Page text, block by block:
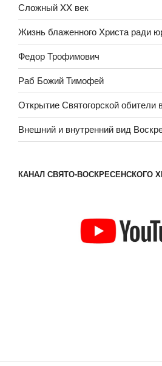
Сложный XX век
Жизнь блаженного Христа ради
Федор Трофимович
Раб Божий Тимофей
Открытие Святогорской обители
Внешний и внутренний вид
КАНАЛ СВЯТО-ВОСКРЕСЕНСКОГО